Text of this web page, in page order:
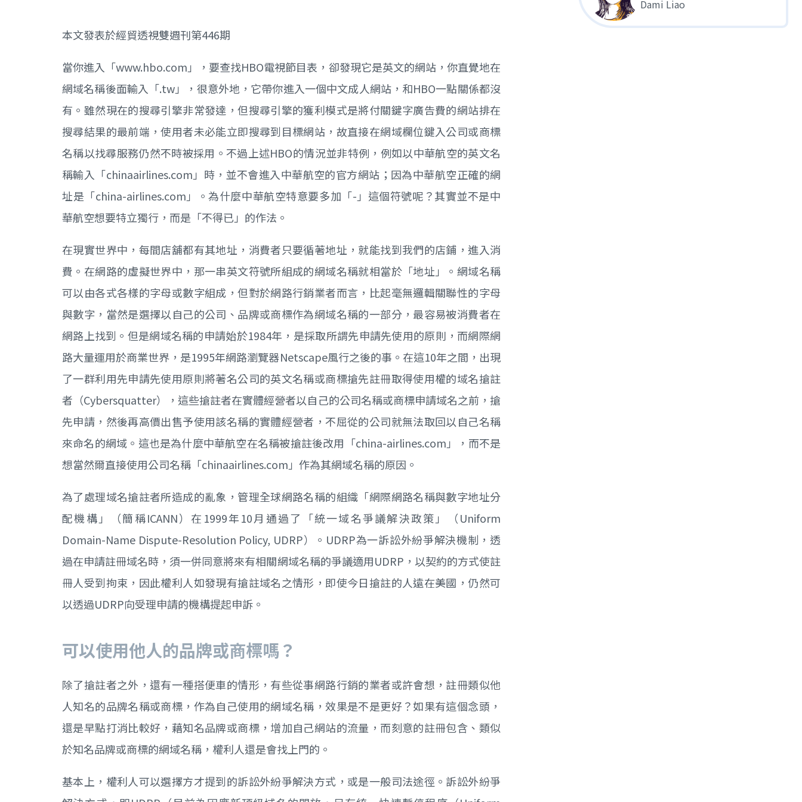
本文發表於經貿透視雙週刊第446期
當你進入「www.hbo.com」，要查找HBO電視節目表，卻發現它是英文的網站，你直覺地在
網域名稱後面輸入「.tw」，很意外地，它帶你進入一個中文成人網站，和HBO一點關係都沒
有。雖然現在的搜尋引擎非常發達，但搜尋引擎的獲利模式是將付關鍵字廣告費的網站排在
搜尋結果的最前端，使用者未必能立即搜尋到目標網站，故直接在網域欄位鍵入公司或商標
名稱以找尋服務仍然不時被採用。不過上述HBO的情況並非特例，例如以中華航空的英文名
稱輸入「chinaairlines.com」時，並不會進入中華航空的官方網站；因為中華航空正確的網
址是「china-airlines.com」。為什麼中華航空特意要多加「-」這個符號呢？其實並不是中
華航空想要特立獨行，而是「不得已」的作法。
在現實世界中，每間店舖都有其地址，消費者只要循著地址，就能找到我們的店鋪，進入消
費。在網路的虛擬世界中，那一串英文符號所組成的網域名稱就相當於「地址」。網域名稱
可以由各式各樣的字母或數字組成，但對於網路行銷業者而言，比起毫無邏輯關聯性的字母
與數字，當然是選擇以自己的公司、品牌或商標作為網域名稱的一部分，最容易被消費者在
網路上找到。但是網域名稱的申請始於1984年，是採取所謂先申請先使用的原則，而網際網
路大量運用於商業世界，是1995年網路瀏覽器Netscape風行之後的事。在這10年之間，出現
了一群利用先申請先使用原則將著名公司的英文名稱或商標搶先註冊取得使用權的域名搶註
者（Cybersquatter），這些搶註者在實體經營者以自己的公司名稱或商標申請域名之前，搶
先申請，然後再高價出售予使用該名稱的實體經營者，不屈從的公司就無法取回以自己名稱
來命名的網域。這也是為什麼中華航空在名稱被搶註後改用「china-airlines.com」，而不是
想當然爾直接使用公司名稱「chinaairlines.com」作為其網域名稱的原因。
為了處理域名搶註者所造成的亂象，管理全球網路名稱的組織「網際網路名稱與數字地址分
配機構」（簡稱ICANN）在1999年10月通過了「統一域名爭議解決政策」（Uniform
Domain-Name Dispute-Resolution Policy, UDRP）。UDRP為一訴訟外紛爭解決機制，透
過在申請註冊域名時，須一併同意將來有相關網域名稱的爭議適用UDRP，以契約的方式使註
冊人受到拘束，因此權利人如發現有搶註域名之情形，即使今日搶註的人遠在美國，仍然可
以透過UDRP向受理申請的機構提起申訴。
可以使用他人的品牌或商標嗎？
除了搶註者之外，還有一種搭便車的情形，有些從事網路行銷的業者或許會想，註冊類似他
人知名的品牌名稱或商標，作為自己使用的網域名稱，效果是不是更好？如果有這個念頭，
還是早點打消比較好，藉知名品牌或商標，增加自己網站的流量，而刻意的註冊包含、類似
於知名品牌或商標的網域名稱，權利人還是會找上門的。
基本上，權利人可以選擇方才提到的訴訟外紛爭解決方式，或是一般司法途徑。訴訟外紛爭
Dami Liao